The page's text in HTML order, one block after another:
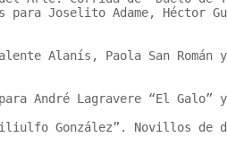
para Joselito Adame, Héctor
Alanís, Paola San Román
André Lagravere “El Galo”
González”. Novillos de